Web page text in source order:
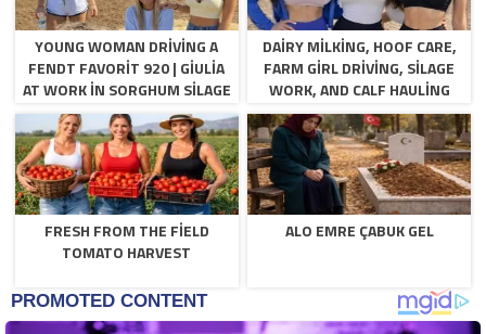
YOUNG WOMAN DRIVING A
FENDT FAVORIT 920 | GIULIA
AT WORK IN SORGHUM SILAGE
DAIRY MILKING, HOOF CARE,
FARM GIRL DRIVING, SILAGE
WORK, AND CALF HAULING
FRESH FROM THE FIELD
TOMATO HARVEST
ALO EMRE ÇABUK GEL